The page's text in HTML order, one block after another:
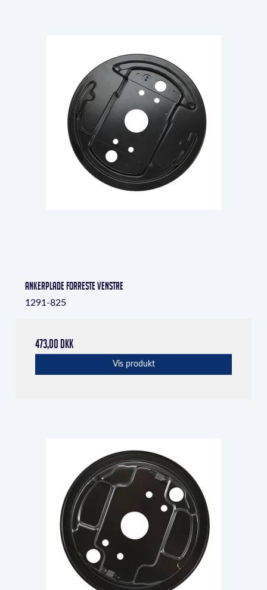
Ankerplade forreste venstre
1291-825
473,00 DKK
Vis produkt